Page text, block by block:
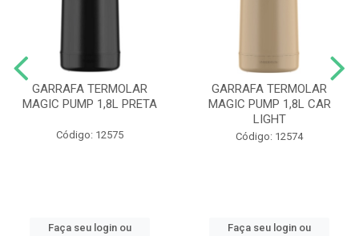
GARRAFA TERMOLAR
MAGIC PUMP 1,8L PRETA
Código: 12575
Faça seu login ou
GARRAFA TERMOLAR
MAGIC PUMP 1,8L CAR
LIGHT
Código: 12574
Faça seu login ou